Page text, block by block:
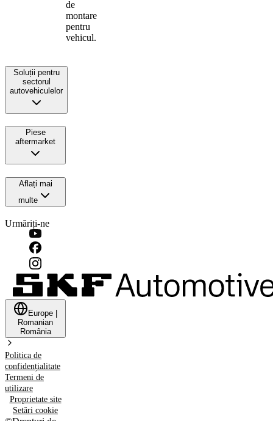
de
montare
pentru
vehicul.
Soluții pentru
sectorul
autovehiculelor
Piese
aftermarket
Aflați mai
multe
Urmăriți-ne
Europe
Romanian
România
Politica de
confidențialitate
Termeni de
utilizare
Proprietate site
Setări cookie